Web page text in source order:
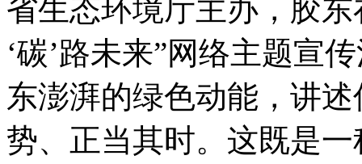
省生态环境厅主办，胶东
‘碳’路未来”网络主题宣
东澎湃的绿色动能，讲
势、正当其时。这既是